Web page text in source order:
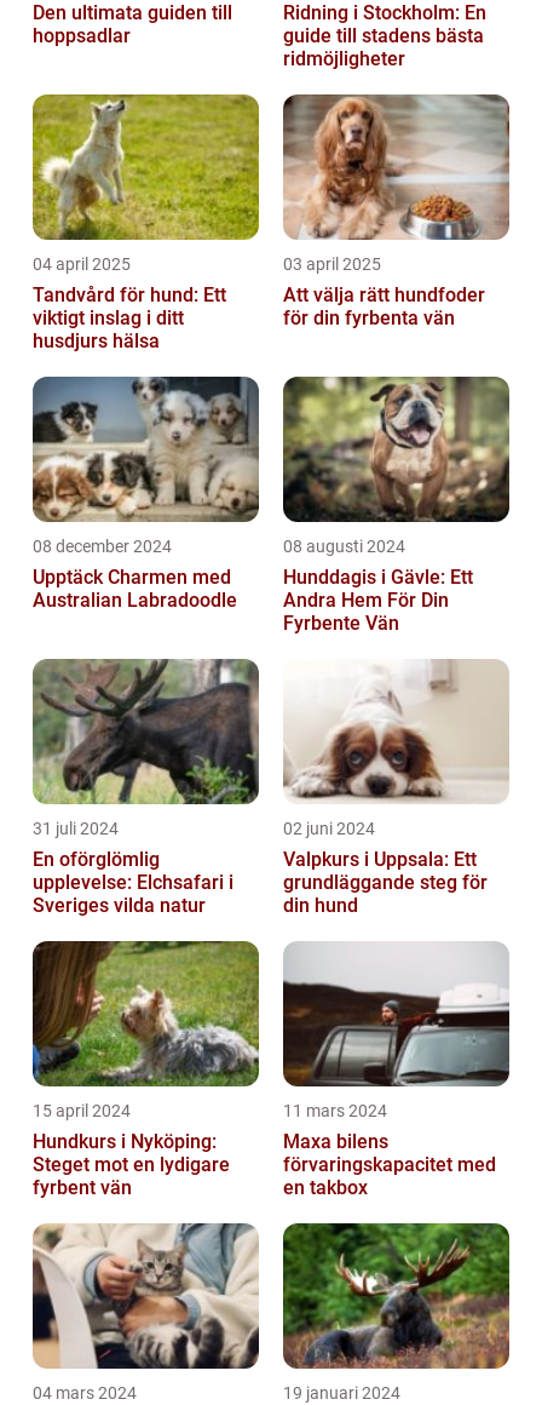
Den ultimata guiden till
hoppsadlar
Ridning i Stockholm: En
guide till stadens bästa
ridmöjligheter
04 april 2025
Tandvård för hund: Ett
viktigt inslag i ditt
husdjurs hälsa
03 april 2025
Att välja rätt hundfoder
för din fyrbenta vän
08 december 2024
Upptäck Charmen med
Australian Labradoodle
08 augusti 2024
Hunddagis i Gävle: Ett
Andra Hem För Din
Fyrbente Vän
31 juli 2024
En oförglömlig
upplevelse: Elchsafari i
Sveriges vilda natur
02 juni 2024
Valpkurs i Uppsala: Ett
grundläggande steg för
din hund
15 april 2024
Hundkurs i Nyköping:
Steget mot en lydigare
fyrbent vän
11 mars 2024
Maxa bilens
förvaringskapacitet med
en takbox
04 mars 2024 19 januari 2024